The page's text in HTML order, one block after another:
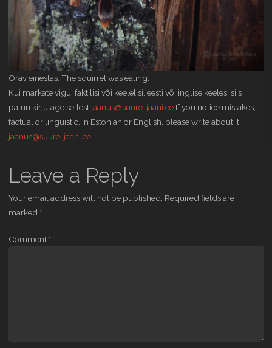
Orav einestas. The squirrel was eating.
Kui märkate vigu, faktilisi või keelelisi, eesti või inglise keeles, siis
palun kirjutage sellest jaanus@suure-jaani.eeIf you notice mistakes,
factual or linguistic, in Estonian or English, please write about it
jaanus@suure-jaani.ee
Leave a Reply
Your email address will not be published. Required fields are
marked *
Comment *